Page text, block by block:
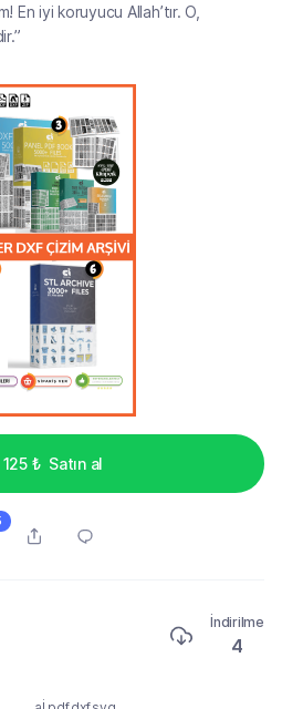
iyi koruyucu Allah’tır. O,
125 ₺ Satın al
İndirilme
4